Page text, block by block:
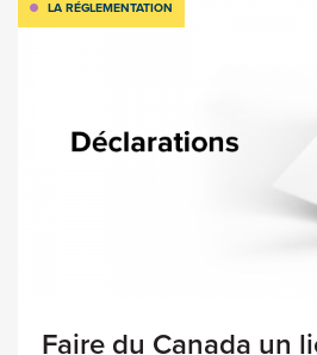
LA RÉGLEMENTATION
Faire du Canada un